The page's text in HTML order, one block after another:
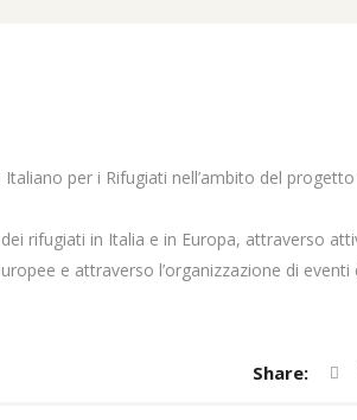
per i Rifugiati nell’ambito del progetto
rifugiati in Italia e in Europa, attraverso
e attraverso l’organizzazione di eventi
Share: